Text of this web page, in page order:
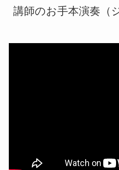
講師のお手本演奏（